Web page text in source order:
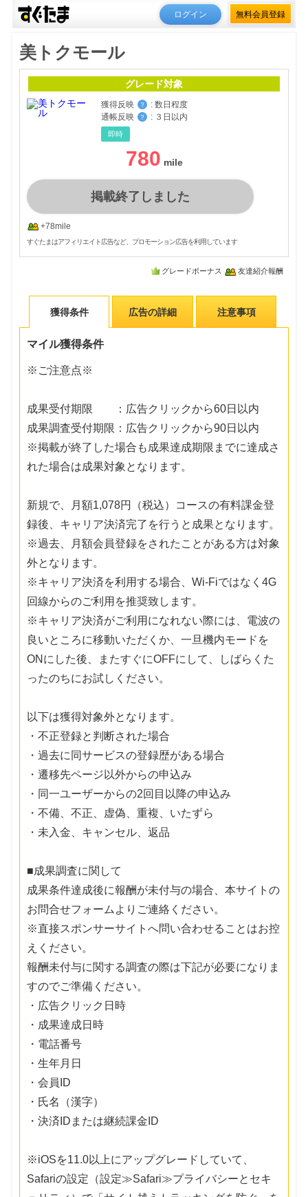
ログイン 無料会員登録
美トクモール
グレード対象
獲得反映 ？ : 数日程度
通帳反映
？ : ３日以内
即時
780
掲載終了しました
+78mile
すぐたまはアフィリエイト広告など、プロモーション広告を利用しています
グレードボーナス 友達紹介報酬
獲得条件 広告の詳細 注意事項
マイル獲得条件
※ご注意点※
成果受付期限 ：広告クリックから60日以内
成果調査受付期限：広告クリックから90日以内
※掲載が終了した場合も成果達成期限までに達成さ
れた場合は成果対象となります。
新規で、月額1,078円（税込）コースの有料課金登
録後、キャリア決済完了を行うと成果となります。
※過去、月額会員登録をされたことがある方は対象
外となります。
※キャリア決済を利用する場合、Wi-Fiではなく4G
回線からのご利用を推奨致します。
※キャリア決済がご利用になれない際には、電波の
良いところに移動いただくか、一旦機内モードを
ONにした後、またすぐにOFFにして、しばらくた
ったのちにお試しください。
以下は獲得対象外となります。
・不正登録と判断された場合
・過去に同サービスの登録歴がある場合
・遷移先ページ以外からの申込み
・同一ユーザーからの2回目以降の申込み
・不備、不正、虚偽、重複、いたずら
・未入金、キャンセル、返品
■成果調査に関して
成果条件達成後に報酬が未付与の場合、本サイトの
お問合せフォームよりご連絡ください。
※直接スポンサーサイトへ問い合わせることはお控
えください。
報酬未付与に関する調査の際は下記が必要になりま
すのでご準備ください。
・広告クリック日時
・成果達成日時
・電話番号
・生年月日
・会員ID
・氏名（漢字）
・決済IDまたは継続課金ID
※iOSを11.0以上にアップグレードしていて、
Safariの設定（設定≫Safari≫プライバシーとセキ